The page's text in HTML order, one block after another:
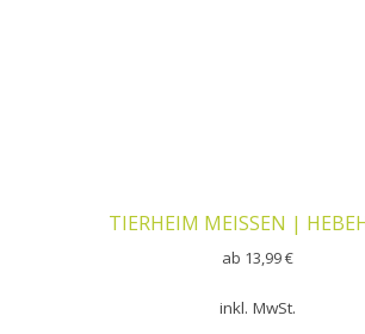
TIERHEIM MEISSEN |
ab 13,99€
inkl. MwSt.